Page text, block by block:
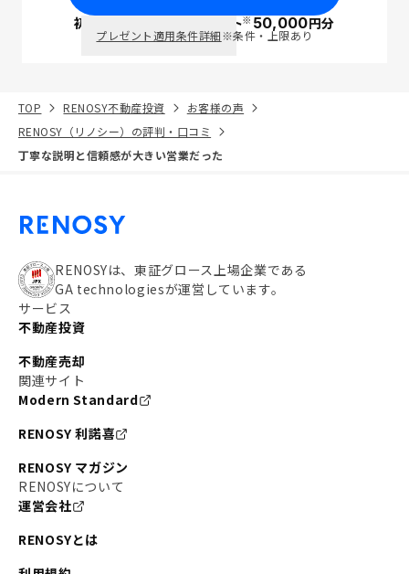
初回面談で ポイント※50,000円分
プレゼント適用条件詳細※条件・上限あり
TOP RENOSY不動産投資
お客様の声
RENOSY（リノシー）の評判・口コミ
丁寧な説明と信頼感が大きい営業だった
RENOSYは、東証グロース上場企業である
GA technologiesが運営しています。
サービス
不動産投資
不動産売却
関連サイト
Modern Standard
RENOSY 利諾喜
RENOSY マガジン
RENOSYについて
運営会社
RENOSYとは